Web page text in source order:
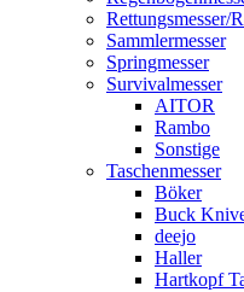
Rettungsmesser/
Sammlermesser
Springmesser
Survivalmesser
AITOR
Rambo
Sonstige
Taschenmesser
Böker
Buck
deejo
Haller
Hartkopf